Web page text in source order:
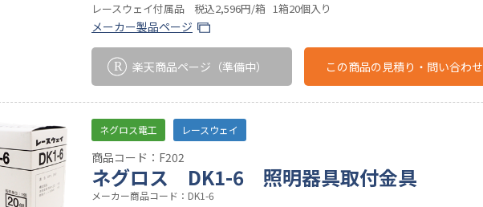
レースウェイ付属品 税込2,596円/箱 1箱20個入り
メーカー製品ページ
楽天商品ページ （準備中） この商品の見積り・問い合わせ
ネグロス電工 レースウェイ
商品コード：F202
ネグロス DK1-6 照明器具取付金具
メーカー商品コード：DK1-6